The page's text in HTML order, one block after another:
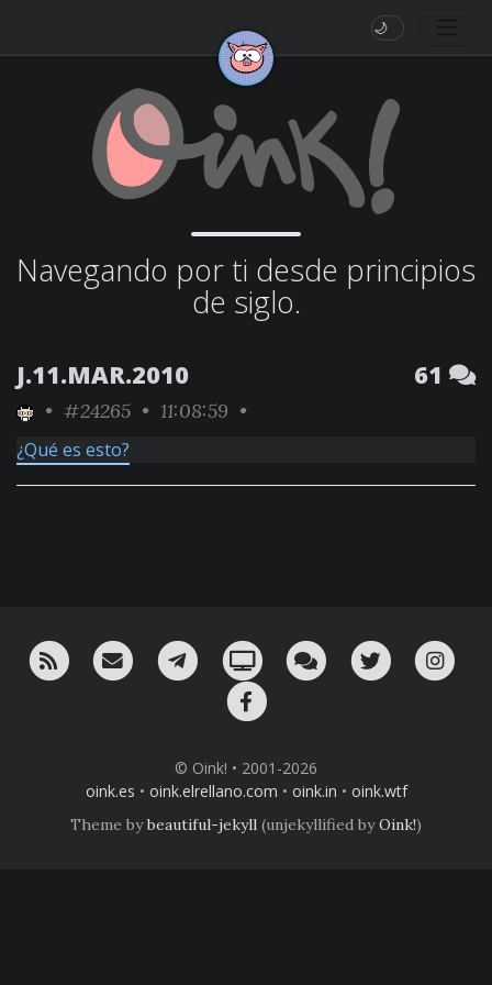
🌙
Navegando por ti desde principios
de siglo.
J.11.MAR.2010 61
• #24265 • 11:08:59 •
¿Qué es esto?
RSS ¡Mándame un email!¡Nuestro canal en Telegram!
Oink! TV Charla con nosotros
Twitter
© Oink! • 2001-2026
oink.es • oink.elrellano.com • oink.in • oink.wtf
Theme bybeautiful-jekyll (unjekyllified byOink!)